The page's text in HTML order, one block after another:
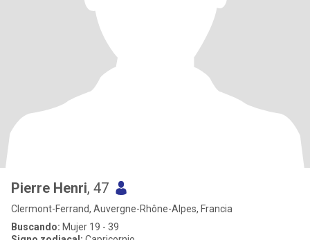
Pierre Henri, 47
Clermont-Ferrand, Auvergne-Rhône-Alpes, Francia
Buscando: Mujer 19 - 39